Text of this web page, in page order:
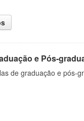
e Pós-
de graduação e pós-